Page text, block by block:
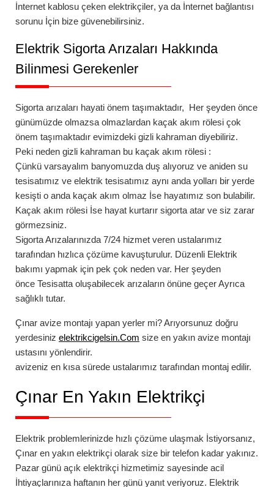
İnternet kablosu çeken elektrikçiler, ya da İnternet bağlantısı
sorunu İçin bize güvenebilirsiniz.
Elektrik Sigorta Arızaları Hakkında
Bilinmesi Gerekenler
Sigorta arızaları hayati önem taşımaktadır, Her şeyden önce
günümüzde olmazsa olmazlardan kaçak akım rölesi çok
önem taşımaktadır evimizdeki gizli kahraman diyebiliriz.
Peki neden gizli kahraman bu kaçak akım rölesi :
Çünkü varsayalım banyomuzda duş alıyoruz ve aniden su
tesisatımız ve elektrik tesisatımız aynı anda yolları bir yerde
kesişti o anda kaçak akım olmaz İse hayatımız son bulabilir.
Kaçak akım rölesi İse hayat kurtarır sigorta atar ve siz zarar
görmezsiniz.
Sigorta Arızalarınızda 7/24 hizmet veren ustalarımız
tarafından hızlıca çözüme kavuşturulur. Düzenli Elektrik
bakımı yapmak için pek çok neden var. Her şeyden
önce Tesisatta oluşabilecek arızaların önüne geçer Ayrıca
sağlıklı tutar.
Çınar avize montajı yapan yerler mi? Arıyorsunuz doğru
yerdesiniz elektrikcigelsin.Com size en yakın avize montajı
ustasını yönlendirir.
avizeniz en kısa sürede ustalarımız tarafından montaj edilir.
Çınar En Yakın Elektrikçi
Elektrik problemlerinizde hızlı çözüme ulaşmak İstiyorsanız,
Çınar en yakın elektrikçi olarak size bir telefon kadar yakınız.
Pazar günü açık elektrikçi hizmetimiz sayesinde acil
İhtiyaçlarınıza haftanın her günü yanıt veriyoruz. Elektrik